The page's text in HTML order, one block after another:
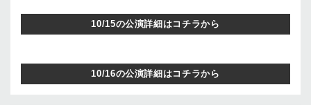
10/15の公演詳細はコチラから
10/16の公演詳細はコチラから